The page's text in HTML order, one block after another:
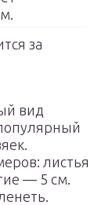
за
вид
листья
— 5 см.